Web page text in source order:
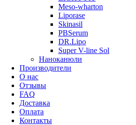
Meso-wharton
Liporase
Skinasil
PBSerum
DR.Lipo
Super V-line Sol
Наноканюли
Производители
О нас
Отзывы
FAQ
Доставка
Оплата
Контакты